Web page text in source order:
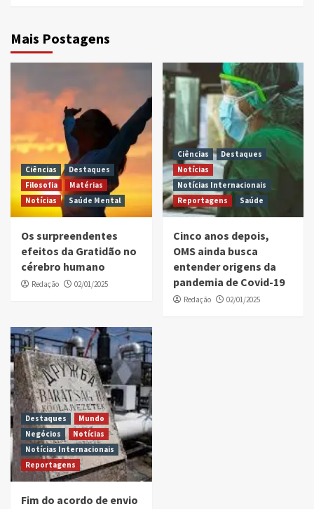
Mais Postagens
Ciências
Destaques
Filosofia
Matérias
Notícias
Saúde Mental
Os surpreendentes
efeitos da Gratidão no
cérebro humano
Redação 02/01/2025
Ciências
Destaques
Notícias
Notícias Internacionais
Reportagens
Saúde
Cinco anos depois,
OMS ainda busca
entender origens da
pandemia de Covid-19
Redação 02/01/2025
Destaques
Mundo
Negócios
Notícias
Notícias Internacionais
Reportagens
Fim do acordo de envio